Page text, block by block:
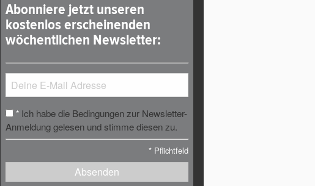
Abonniere jetzt unseren
kostenlos erscheinenden
wöchentlichen Newsletter:
* Ich habe die Bedingungen zur Newsletter-
Anmeldung gelesen und stimme diesen zu.
* Pflichtfeld
Absenden